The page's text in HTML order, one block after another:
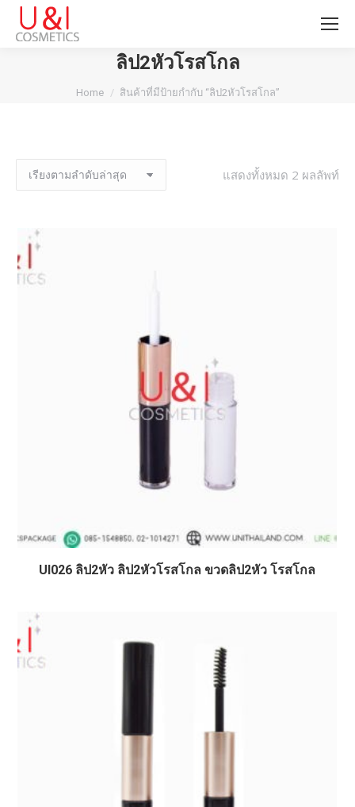
ลิป2หัวโรสโกล
You are here:
Home สินค้าที่มีป้ายกำกับ “ลิป2หัวโรสโกล”
แสดงทั้งหมด 2 ผลลัพท์
UI026 ลิป2หัว ลิป2หัวโรสโกล ขวดลิป2หัว โรสโกล